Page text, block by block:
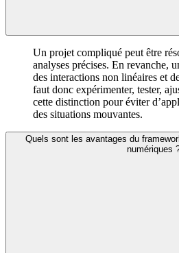
Un projet compliqué peut être
analyses précises. En revanche,
des interactions non linéaires et
faut donc expérimenter, tester,
cette distinction pour éviter
des situations mouvantes.
Quels sont les avantages du
numériques